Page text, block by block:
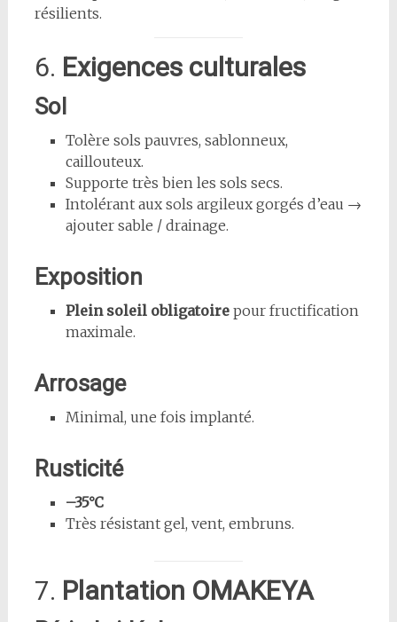
résilients.
6. Exigences culturales
Sol
Tolère sols pauvres, sablonneux,
caillouteux.
Supporte très bien les sols secs.
Intolérant aux sols argileux gorgés d’eau →
ajouter sable / drainage.
Exposition
Plein soleil obligatoirepour fructification
maximale.
Arrosage
Minimal, une fois implanté.
Rusticité
–35°C
Très résistant gel, vent, embruns.
7. Plantation OMAKEYA